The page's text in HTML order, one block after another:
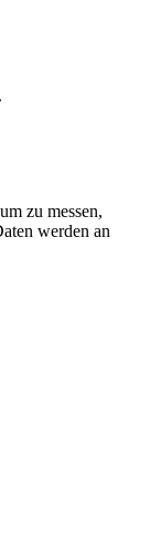
zu messen,
werden an